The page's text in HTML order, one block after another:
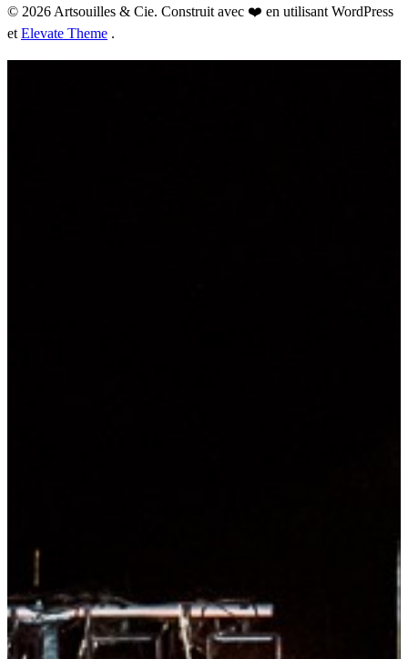
© 2026 Artsouilles & Cie. Construit avec ❤️ en utilisant WordPress
et Elevate Theme .